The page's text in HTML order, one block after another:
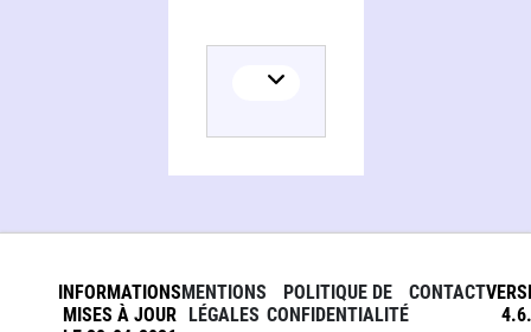
INFORMATIONS
MISES À JOUR
MENTIONS
LÉGALES
POLITIQUE DE
CONFIDENTIALITÉ
CONTACT